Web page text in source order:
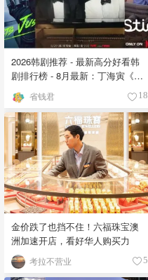
2026韩剧推荐 - 最新高分好看韩
剧排行榜 - 8月最新：丁海寅《我
的荒糖恋爱 》上线❣️
省钱君 18
金价跌了也挡不住！六福珠宝澳
洲加速开店，看好华人购买力
考拉不营业 5